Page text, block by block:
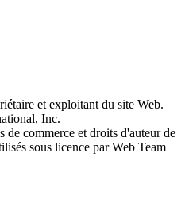
et exploitant du site Web.
Inc.
de commerce et droits d'auteur de
sous licence par Web Team